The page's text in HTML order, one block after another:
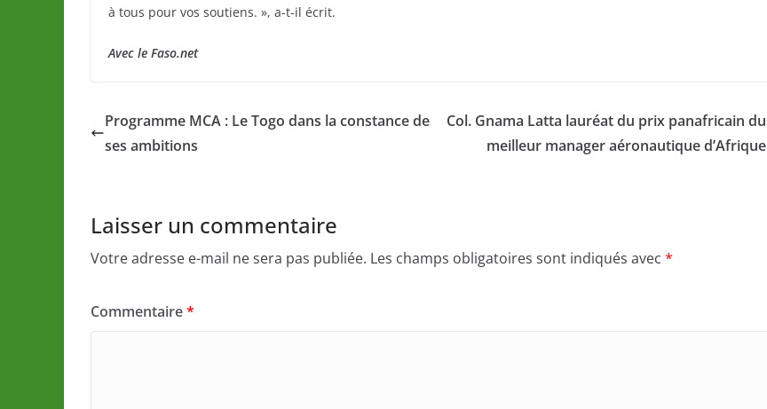
à tous pour vos soutiens. », a-t-il écrit.
Avec le Faso.net
Programme MCA : Le Togo dans la constance de
ses ambitions
Col. Gnama Latta lauréat du prix panafricain du
meilleur manager aéronautique d’Afrique
Laisser un commentaire
Votre adresse e-mail ne sera pas publiée. Les champs obligatoires sont indiqués avec *
Commentaire*